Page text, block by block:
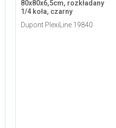
80x80x6,5cm, rozkładany
1/4 koła, czarny
Dupont PlexiLine 19840